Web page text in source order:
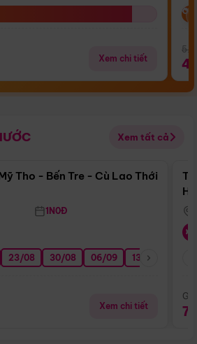
Xem chi tiết
Xem tất cả
Điểm nổi bật
Tho - Bến Tre - Cù Lao Thới
1N0Đ
23/08 30/08 06/09 13/09
Xem chi tiết